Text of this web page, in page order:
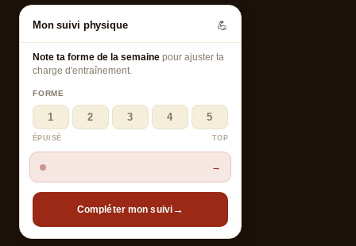
Mon suivi physique 💪
Note ta forme de la semaine pour ajuster ta
charge d'entraînement.
FORME
1 2 3 4 5
ÉPUISÉ TOP
→
Compléter mon suivi→